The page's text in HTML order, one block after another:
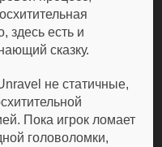
здесь есть и
сказку.
не статичные,
Пока игрок ломает
головоломки,